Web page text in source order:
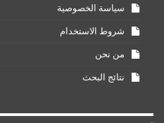
سياسة الخصوصية
شروط الاستخدام
من نحن
نتائج البحث